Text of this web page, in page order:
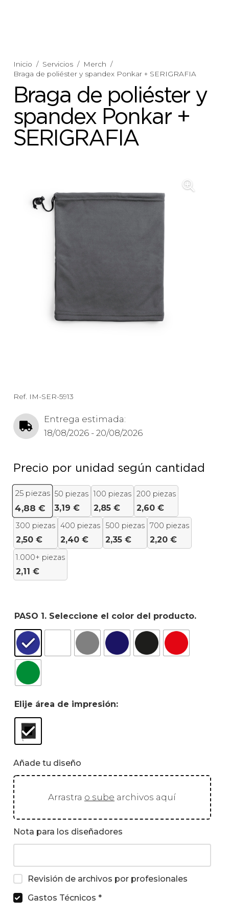
Inicio / Servicios / Merch /
Braga de poliéster y spandex Ponkar + SERIGRAFIA
Braga de poliéster y
spandex Ponkar +
SERIGRAFIA
Ref. IM-SER-5913
Entrega estimada:
18/08/2026 - 20/08/2026
Precio por unidad según cantidad
25piezas
4,88 €
50 piezas
3,19 €
100 piezas
2,85 €
200 piezas
2,60 €
300 piezas
2,50 €
400 piezas
2,40 €
500 piezas
2,35 €
700 piezas
2,20 €
1.000+ piezas
2,11 €
PASO 1. Seleccione el color del producto.
Elije área de impresión:
Añade tu diseño
Arrastra o sube archivos aquí
Nota para los diseñadores
Revisión de archivos por profesionales
Gastos Técnicos *